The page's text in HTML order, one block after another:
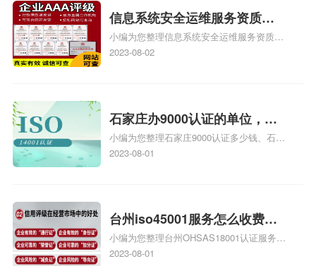
信息系统安全运维服务资质二
级费用，信息系统安全运维服
务资质二级
小编为您整理信息系统安全运维服务资质认
证证书机构有哪些、安全运维服务资质的费
体系认证知识，详情可查看下方正文！
2023-08-02
石家庄办9000认证的单位，石
家庄9000认证的公司
小编为您整理石家庄9000认证多少钱、石家
庄9000认证价格多少钱、石家庄9000认证
2023-08-01
台州iso45001服务怎么收费，
台州iso45001认证服务怎么收
小编为您整理台州OHSAS18001认证服务中
心哪家收费便宜、台州ISO9000认证，哪个
2023-08-01